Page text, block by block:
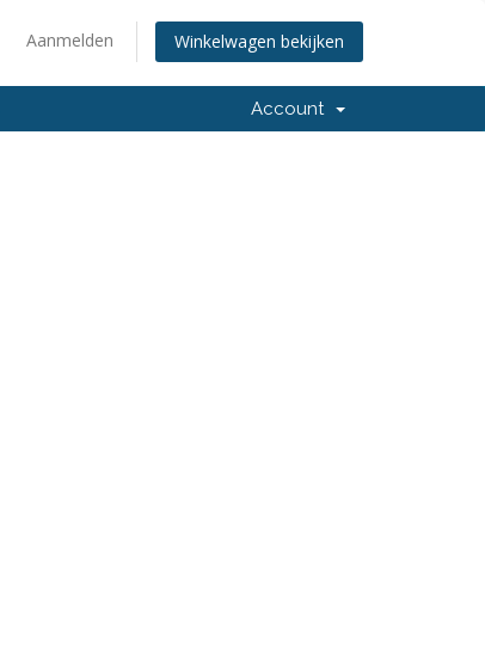
Aanmelden Winkelwagen bekijken
Account